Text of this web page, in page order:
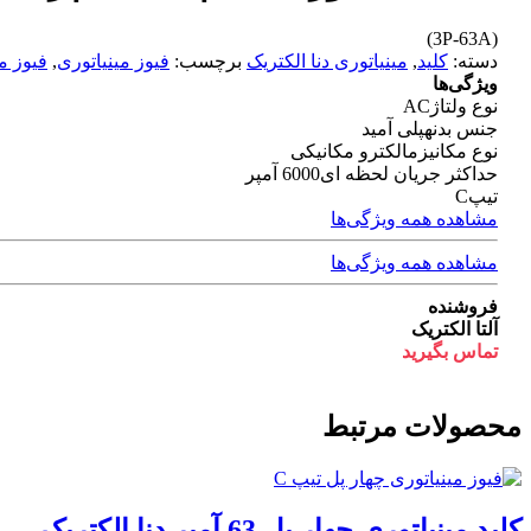
(3P-63A)
دسته: کلید, مینیاتوری دنا الکتریک برچسب: فیوز مینیاتوری, فیوز
ویژگی‌ها
نوع ولتاژ AC
جنس بدنهپلی آمید
نوع مکانیزمالکترو مکانیکی
حداکثر جریان لحظه ای6000 آمپر
تیپC
مشاهده همه ویژگی‌ها
مشاهده همه ویژگی‌ها
فروشنده
آلتا الکتریک
تماس بگیرید
محصولات مرتبط